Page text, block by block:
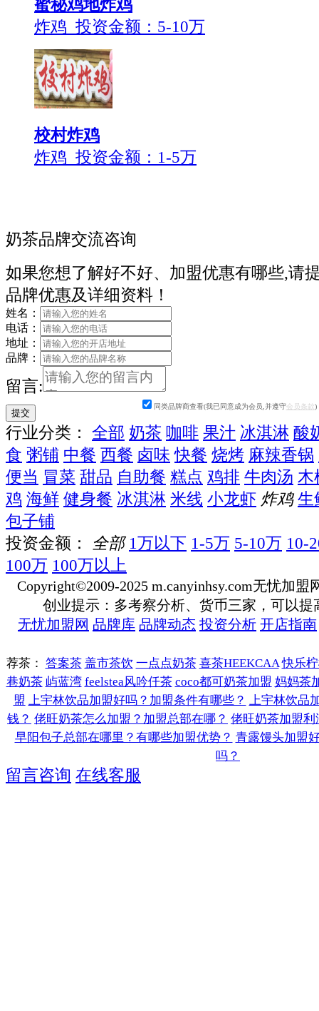
蜜秘鸡地炸鸡
炸鸡 投资金额： 5-10万
校村炸鸡
炸鸡 投资金额： 1-5万
奶茶品牌交流咨询
如果您想了解好不好、加盟优惠有哪些,请
品牌优惠及详细资料！
姓名：
电话：
地址：
品牌：
留言:
同类品牌商查看(我已同意成为会员,并遵守会员条款)
行业分类： 全部 奶茶 咖啡 果汁 冰淇淋 酸
食 粥铺 中餐 西餐 卤味 快餐 烧烤 麻辣香锅
便当 冒菜 甜品 自助餐 糕点 鸡排 牛肉汤 木
鸡 海鲜 健身餐 冰淇淋 米线 小龙虾 炸鸡 生
包子铺
投资金额：
全部 1万以下 1-5万 5-10万 10-
100万 100万以上
Copyright©2009-2025 m.canyinhsy.com无忧加盟
创业提示：多考察分析、货币三家，可以提
无忧加盟网 品牌库 品牌动态 投资分析 开店指南
荐茶： 答案茶 盖市茶饮 一点点奶茶 喜茶HEEKCAA 快乐
巷奶茶 屿蓝湾 feelstea风吟仟茶 coco都可奶茶加盟 妈妈茶
盟
上宇林饮品加盟好吗？加盟条件有哪些？
上宇林饮品
钱？ 佬旺奶茶怎么加盟？加盟总部在哪？ 佬旺奶茶加盟
早阳包子总部在哪里？有哪些加盟优势？ 青露馒头加盟
吗？
留言咨询 在线客服